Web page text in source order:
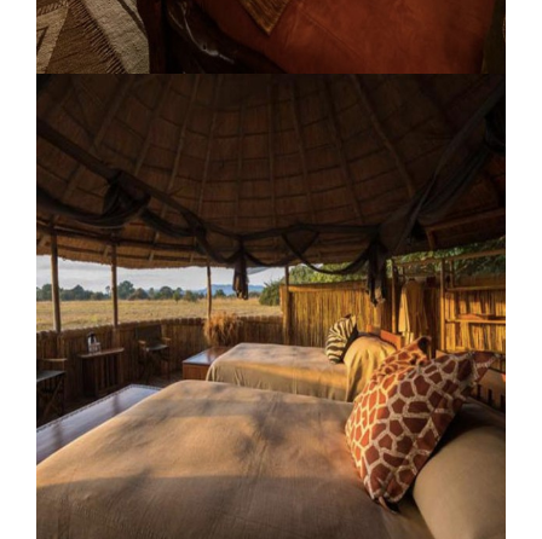
Il Moran Camp